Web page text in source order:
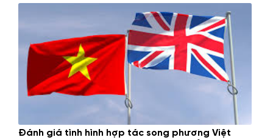
Đánh giá tình hình hợp tác song phương Việt